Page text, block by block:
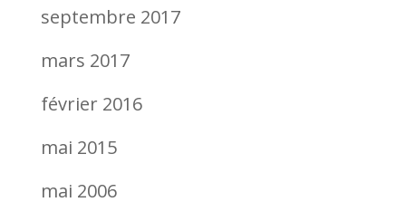
septembre 2017
mars 2017
février 2016
mai 2015
mai 2006